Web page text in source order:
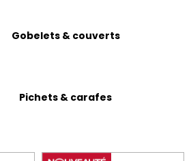
Gobelets & couverts
Pichets & carafes